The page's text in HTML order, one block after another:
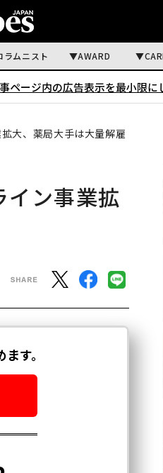
ラムニスト AWARD
ページ内の広告表示を最小限に
大、薬局大手は大量解雇
ン事業拡